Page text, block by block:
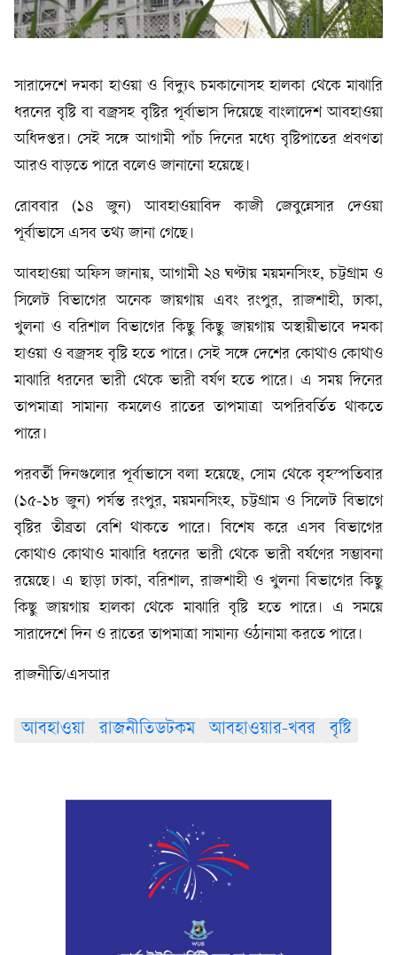
সারাদেশে দমকা হাওয়া ও বিদ্যুৎ চমকানোসহ হালকা থেকে মাঝারি
ধরনের বৃষ্টি বা বজ্রসহ বৃষ্টির পূর্বাভাস দিয়েছে বাংলাদেশ আবহাওয়া
অধিদপ্তর। সেই সঙ্গে আগামী পাঁচ দিনের মধ্যে বৃষ্টিপাতের প্রবণতা
আরও বাড়তে পারে বলেও জানানো হয়েছে।
রোববার (১৪ জুন) আবহাওয়াবিদ কাজী জেবুন্নেসার দেওয়া
পূর্বাভাসে এসব তথ্য জানা গেছে।
আবহাওয়া অফিস জানায়, আগামী ২৪ ঘণ্টায় ময়মনসিংহ, চট্টগ্রাম ও
সিলেট বিভাগের অনেক জায়গায় এবং রংপুর, রাজশাহী, ঢাকা,
খুলনা ও বরিশাল বিভাগের কিছু কিছু জায়গায় অস্থায়ীভাবে দমকা
হাওয়া ও বজ্রসহ বৃষ্টি হতে পারে। সেই সঙ্গে দেশের কোথাও কোথাও
মাঝারি ধরনের ভারী থেকে ভারী বর্ষণ হতে পারে। এ সময় দিনের
তাপমাত্রা সামান্য কমলেও রাতের তাপমাত্রা অপরিবর্তিত থাকতে
পারে।
পরবর্তী দিনগুলোর পূর্বাভাসে বলা হয়েছে, সোম থেকে বৃহস্পতিবার
(১৫-১৮ জুন) পর্যন্ত রংপুর, ময়মনসিংহ, চট্টগ্রাম ও সিলেট বিভাগে
বৃষ্টির তীব্রতা বেশি থাকতে পারে। বিশেষ করে এসব বিভাগের
কোথাও কোথাও মাঝারি ধরনের ভারী থেকে ভারী বর্ষণের সম্ভাবনা
রয়েছে। এ ছাড়া ঢাকা, বরিশাল, রাজশাহী ও খুলনা বিভাগের কিছু
কিছু জায়গায় হালকা থেকে মাঝারি বৃষ্টি হতে পারে। এ সময়ে
সারাদেশে দিন ও রাতের তাপমাত্রা সামান্য ওঠানামা করতে পারে।
রাজনীতি/এসআর
আবহাওয়া রাজনীতিডটকম আবহাওয়ার-খবর বৃষ্টি